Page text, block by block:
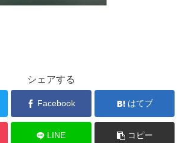
シェアする
Facebook はてブ
LINE コピー